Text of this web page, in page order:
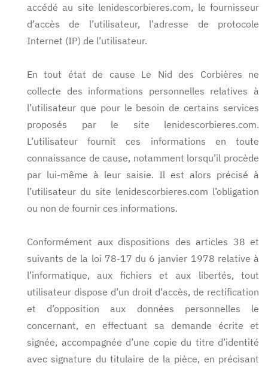
accédé au site lenidescorbieres.com, le fournisseur
d’accès de l’utilisateur, l’adresse de protocole
Internet (IP) de l’utilisateur.
En tout état de cause Le Nid des Corbières ne
collecte des informations personnelles relatives à
l’utilisateur que pour le besoin de certains services
proposés par le site lenidescorbieres.com.
L’utilisateur fournit ces informations en toute
connaissance de cause, notamment lorsqu’il procède
par lui-même à leur saisie. Il est alors précisé à
l’utilisateur du site lenidescorbieres.com l’obligation
ou non de fournir ces informations.
Conformément aux dispositions des articles 38 et
suivants de la loi 78-17 du 6 janvier 1978 relative à
l’informatique, aux fichiers et aux libertés, tout
utilisateur dispose d’un droit d’accès, de rectification
et d’opposition aux données personnelles le
concernant, en effectuant sa demande écrite et
signée, accompagnée d’une copie du titre d’identité
avec signature du titulaire de la pièce, en précisant